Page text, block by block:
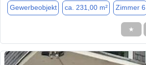
Gewerbeobjekt ca. 231,00 m² Zimmer 6
★